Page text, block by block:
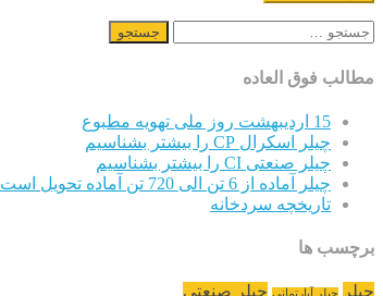
جستجو
مطالب فوق العاده
15 اردیبهشت روز ملی تهویه مطبوع
چیلر اسکرال CP را بیشتر بشناسیم
چیلر صنعتی CI را بیشتر بشناسیم
چیلر آماده از 6 تن الی 720 تن آماده تحویل است.
تاریخچه سردخانه
برچسب ها
چیلر چیلر صنعتی